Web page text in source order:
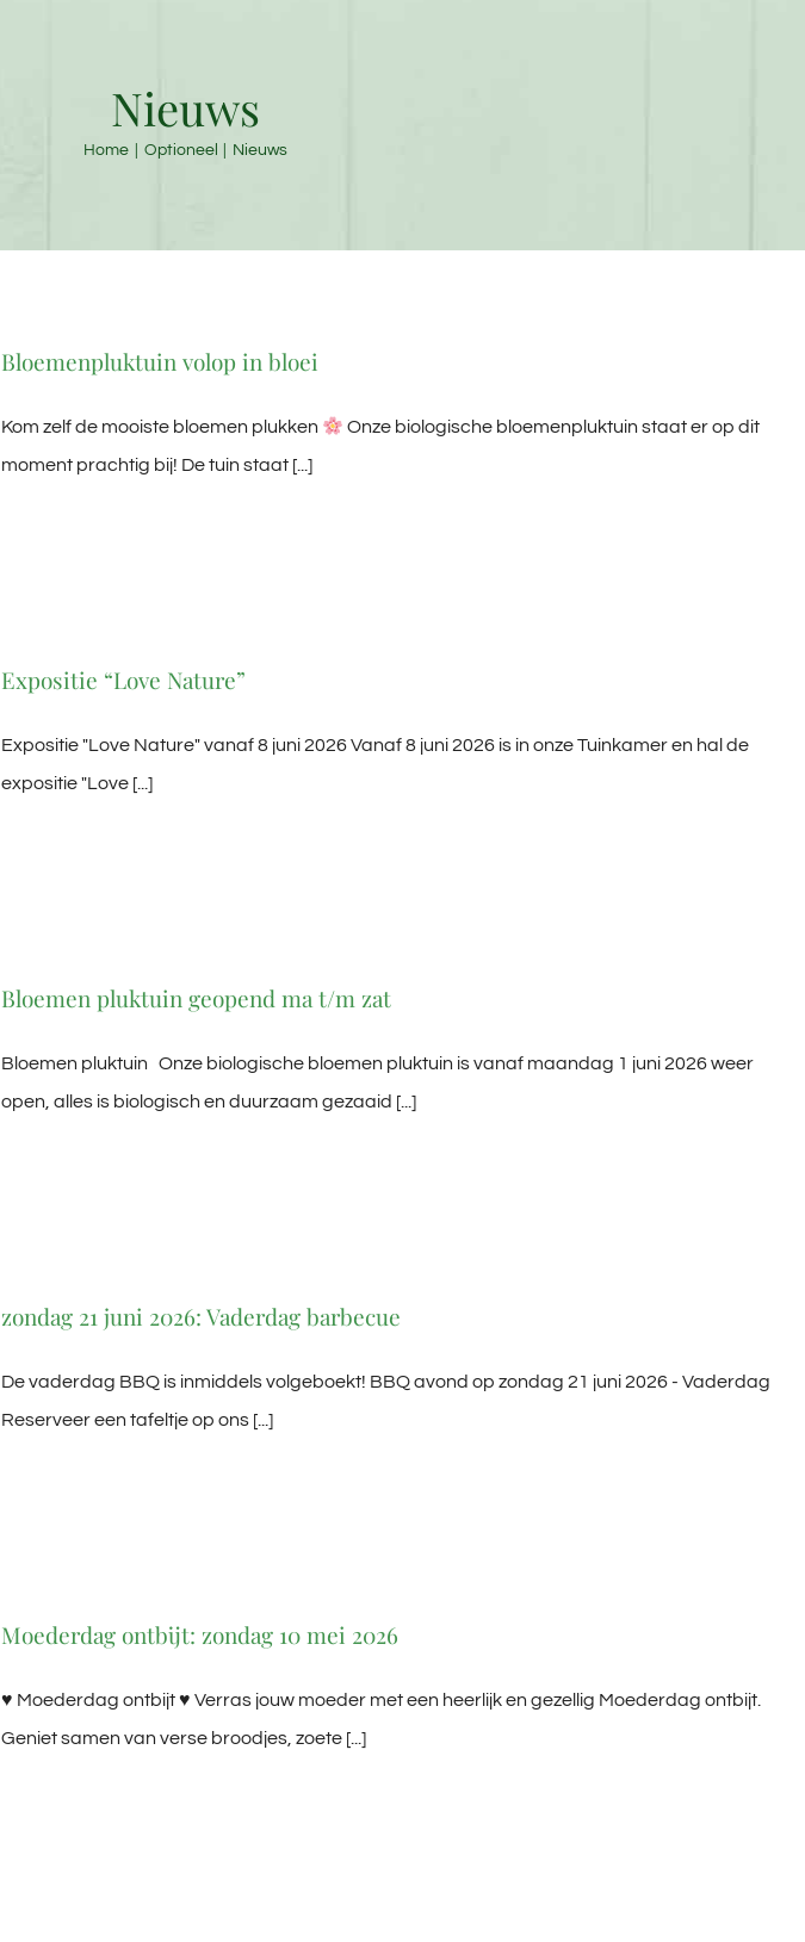
Nieuws
Home Optioneel Nieuws
Bloemenpluktuin volop in bloei
Kom zelf de mooiste bloemen plukken
Onze biologische bloemenpluktuin staat er op dit
moment prachtig bij! De tuin staat [...]
Expositie “Love Nature”
Expositie "Love Nature" vanaf 8 juni 2026 Vanaf 8 juni 2026 is in onze Tuinkamer en hal de
expositie "Love [...]
Bloemen pluktuin geopend ma t/m zat
Bloemen pluktuin Onze biologische bloemen pluktuin is vanaf maandag 1 juni 2026 weer
open, alles is biologisch en duurzaam gezaaid [...]
zondag 21 juni 2026: Vaderdag barbecue
De vaderdag BBQ is inmiddels volgeboekt! BBQ avond op zondag 21 juni 2026 - Vaderdag
Reserveer een tafeltje op ons [...]
Moederdag ontbijt: zondag 10 mei 2026
♥ Moederdag ontbijt ♥ Verras jouw moeder met een heerlijk en gezellig Moederdag ontbijt.
Geniet samen van verse broodjes, zoete [...]